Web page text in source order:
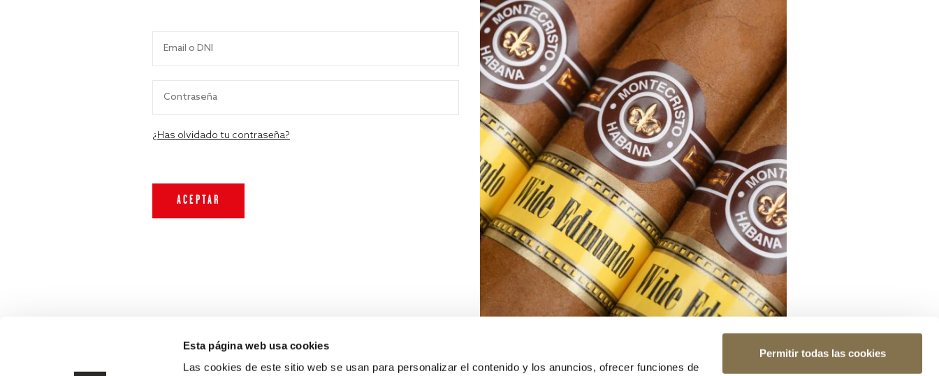
Esta página web usa cookies
Las cookies de este sitio web se usan para personalizar el contenido y los anuncios, ofrecer funciones de
Permitir todas las cookies
¿Has olvidado tu contraseña?